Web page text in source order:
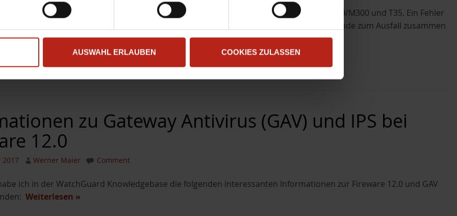
AUSWAHL ERLAUBEN COOKIES ZULASSEN
gab es ein Problem mit dem Gateway Antivirus (Bitdefender) bei Firewalls vom Typ M200/M300 und T35. Ein Fehler
Signaturen führte zum Fehler beim Scanvorgang. Dieser Blogeintrag faßt die Hintergründe zum Ausfall zusammen
»
Antivirus,GAV
zu Gateway Antivirus (GAV) und IPS bei
12.0
2017 Werner Maier Comment
ich in der WatchGuard Knowledgebase die folgenden interessanten Informationen zur Fireware 12.0 und GAV
Weiterlesen »